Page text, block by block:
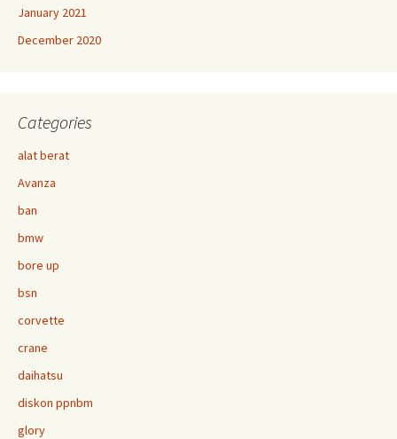
January 2021
December 2020
Categories
alat berat
Avanza
ban
bmw
bore up
bsn
corvette
crane
daihatsu
diskon ppnbm
glory